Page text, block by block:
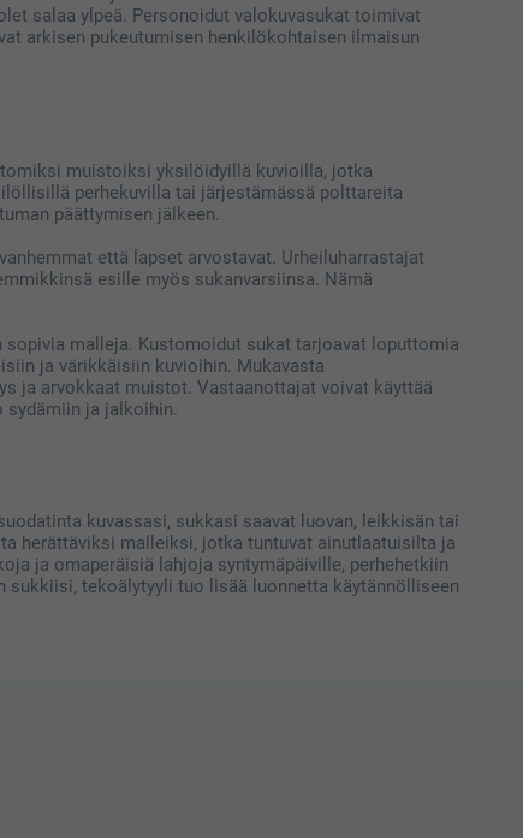
salaa ylpeä. Personoidut valokuvasukat toimivat
arkisen pukeutumisen henkilökohtaisen ilmaisun
muistoiksi yksilöidyillä kuvioilla, jotka
perhekuvilla tai järjestämässä polttareita
päättymisen jälkeen.
että lapset arvostavat. Urheiluharrastajat
esille myös sukanvarsiinsa. Nämä
malleja. Kustomoidut sukat tarjoavat loputtomia
ja värikkäisiin kuvioihin. Mukavasta
ja arvokkaat muistot. Vastaanottajat voivat käyttää
sydämiin ja jalkoihin.
kuvassasi, sukkasi saavat luovan, leikkisän tai
herättäviksi malleiksi, jotka tuntuvat ainutlaatuisilta ja
ja omaperäisiä lahjoja syntymäpäiville, perhehetkiin
tekoälytyyli tuo lisää luonnetta käytännölliseen